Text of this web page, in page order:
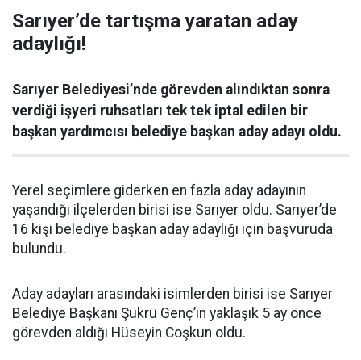
Sarıyer’de tartışma yaratan aday
adaylığı!
Sarıyer Belediyesi’nde görevden alındıktan sonra
verdiği işyeri ruhsatları tek tek iptal edilen bir
başkan yardımcısı belediye başkan aday adayı oldu.
Yerel seçimlere giderken en fazla aday adayının
yaşandığı ilçelerden birisi ise Sarıyer oldu. Sarıyer’de
16 kişi belediye başkan aday adaylığı için başvuruda
bulundu.
Aday adayları arasındaki isimlerden birisi ise Sarıyer
Belediye Başkanı Şükrü Genç’in yaklaşık 5 ay önce
görevden aldığı Hüseyin Coşkun oldu.